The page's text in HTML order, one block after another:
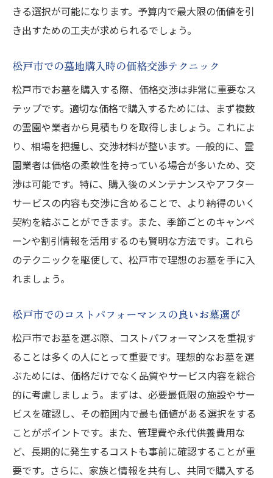
きる選択が可能になります。予算内で最大限の価値を引
き出すための工夫が求められるでしょう。
松戸市での墓地購入時の価格交渉テクニック
松戸市でお墓を購入する際、価格交渉は非常に重要なス
テップです。適切な価格で購入するためには、まず複数
の霊園や業者から見積もりを取得しましょう。これによ
り、相場を把握し、交渉材料が整います。一般的に、霊
園業者は価格の柔軟性を持っている場合が多いため、交
渉は可能です。特に、購入後のメンテナンスやアフター
サービスの内容も交渉に含めることで、より納得のいく
契約を結ぶことができます。また、季節ごとのキャンペ
ーンや割引情報を活用するのも賢明な方法です。これら
のテクニックを駆使して、松戸市で理想のお墓を手に入
れましょう。
松戸市でのコストパフォーマンスの良いお墓選び
松戸市でお墓を選ぶ際、コストパフォーマンスを重視す
ることは多くの人にとって重要です。理想的なお墓を選
ぶためには、価格だけでなく品質やサービス内容を総合
的に考慮しましょう。まずは、必要最低限の施設やサー
ビスを確認し、その範囲内で最も価値がある選択をする
ことがポイントです。また、管理費や永代供養費用な
ど、長期的に発生するコストも事前に確認することが重
要です。さらに、家族と情報を共有し、共同で購入する